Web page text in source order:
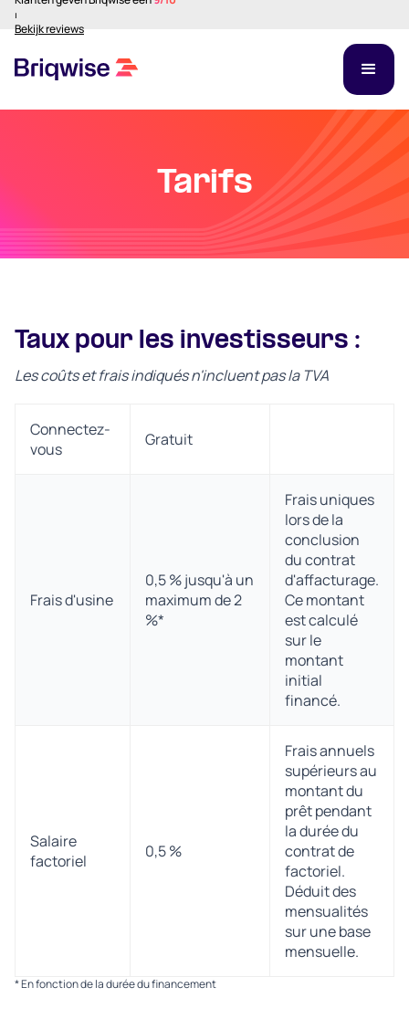
⏐
Bekijk reviews
Tarifs
Taux pour les investisseurs :
Les coûts et frais indiqués n'incluent pas la TVA
Connectez-
vous
Gratuit
Frais d'usine
0,5 % jusqu'à un
maximum de 2
%*
Frais uniques
lors de la
conclusion
du contrat
d'affacturage.
Ce montant
est calculé
sur le
montant
initial
financé.
Salaire
factoriel
0,5 %
Frais annuels
supérieurs au
montant du
prêt pendant
la durée du
contrat de
factoriel.
Déduit des
mensualités
sur une base
mensuelle.
* En fonction de la durée du financement